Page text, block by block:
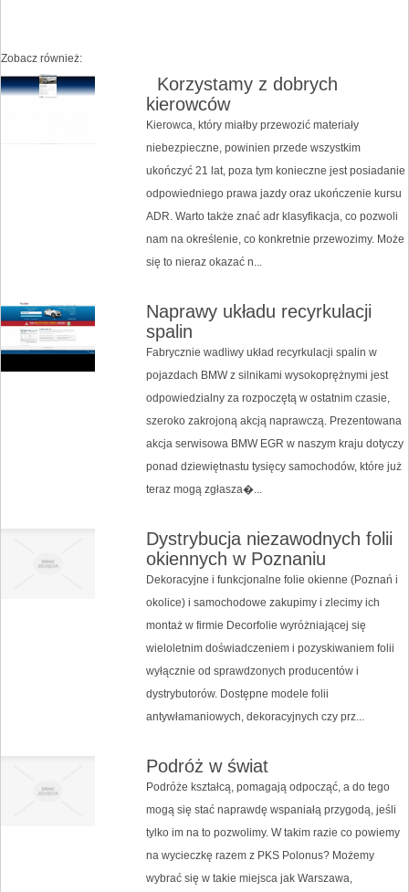
Zobacz również:
Korzystamy z dobrych
kierowców
Kierowca, który miałby przewozić materiały
niebezpieczne, powinien przede wszystkim
ukończyć 21 lat, poza tym konieczne jest posiadanie
odpowiedniego prawa jazdy oraz ukończenie kursu
ADR. Warto także znać adr klasyfikacja, co pozwoli
nam na określenie, co konkretnie przewozimy. Może
się to nieraz okazać n...
Naprawy układu recyrkulacji
spalin
Fabrycznie wadliwy układ recyrkulacji spalin w
pojazdach BMW z silnikami wysokoprężnymi jest
odpowiedzialny za rozpoczętą w ostatnim czasie,
szeroko zakrojoną akcją naprawczą. Prezentowana
akcja serwisowa BMW EGR w naszym kraju dotyczy
ponad dziewiętnastu tysięcy samochodów, które już
teraz mogą zgłasza�...
Dystrybucja niezawodnych folii
okiennych w Poznaniu
Dekoracyjne i funkcjonalne folie okienne (Poznań i
okolice) i samochodowe zakupimy i zlecimy ich
montaż w firmie Decorfolie wyróżniającej się
wieloletnim doświadczeniem i pozyskiwaniem folii
wyłącznie od sprawdzonych producentów i
dystrybutorów. Dostępne modele folii
antywłamaniowych, dekoracyjnych czy prz...
Podróż w świat
Podróże kształcą, pomagają odpocząć, a do tego
mogą się stać naprawdę wspaniałą przygodą, jeśli
tylko im na to pozwolimy. W takim razie co powiemy
na wycieczkę razem z PKS Polonus? Możemy
wybrać się w takie miejsca jak Warszawa,